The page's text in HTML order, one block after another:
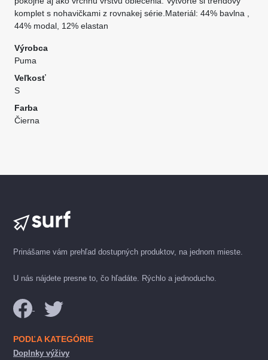
komplet s nohavičkami z rovnakej série.Materiál: 44% bavlna ,
44% modal, 12% elastan
Výrobca
Puma
Veľkosť
S
Farba
Čierna
Prinášame vám prehľad dostupných produktov, na jednom mieste.
U nás nájdete presne to, čo hľadáte. Rýchlo a jednoducho.
PODĽA KATEGÓRIE
Doplnky výživy